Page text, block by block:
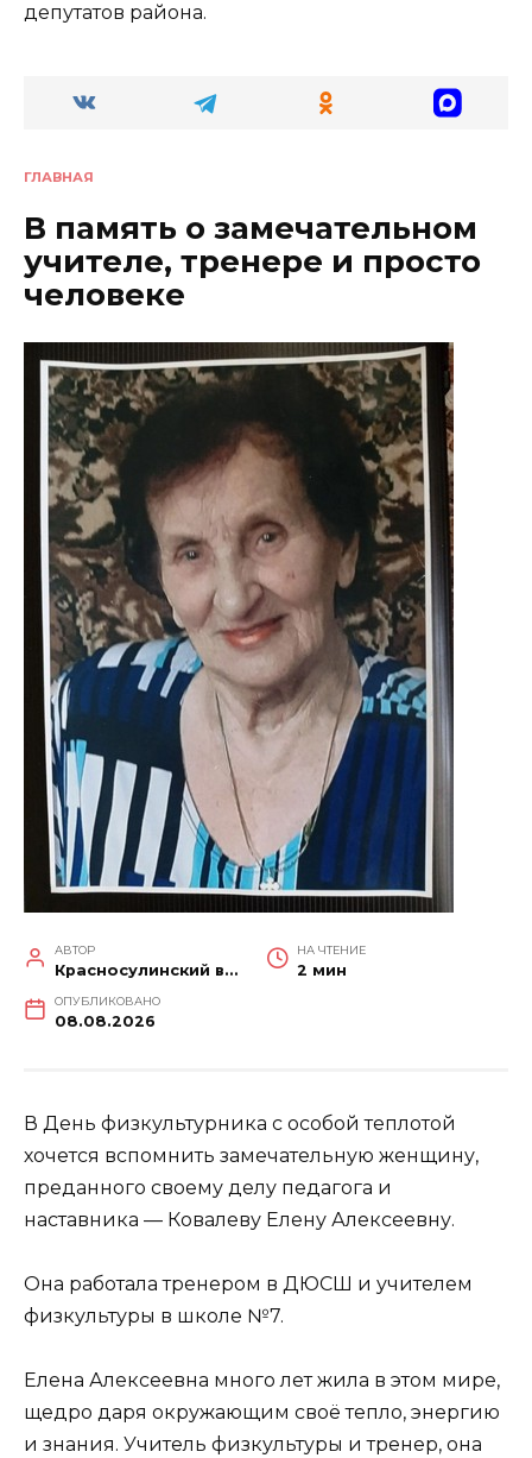
депутатов района.
ГЛАВНАЯ
В память о замечательном
учителе, тренере и просто
человеке
АВТОР
Красносулинский вестник
НА ЧТЕНИЕ
2 мин
ОПУБЛИКОВАНО
08.08.2026
В День физкультурника с особой теплотой
хочется вспомнить замечательную женщину,
преданного своему делу педагога и
наставника — Ковалеву Елену Алексеевну.
Она работала тренером в ДЮСШ и учителем
физкультуры в школе №7.
Елена Алексеевна много лет жила в этом мире,
щедро даря окружающим своё тепло, энергию
и знания. Учитель физкультуры и тренер, она